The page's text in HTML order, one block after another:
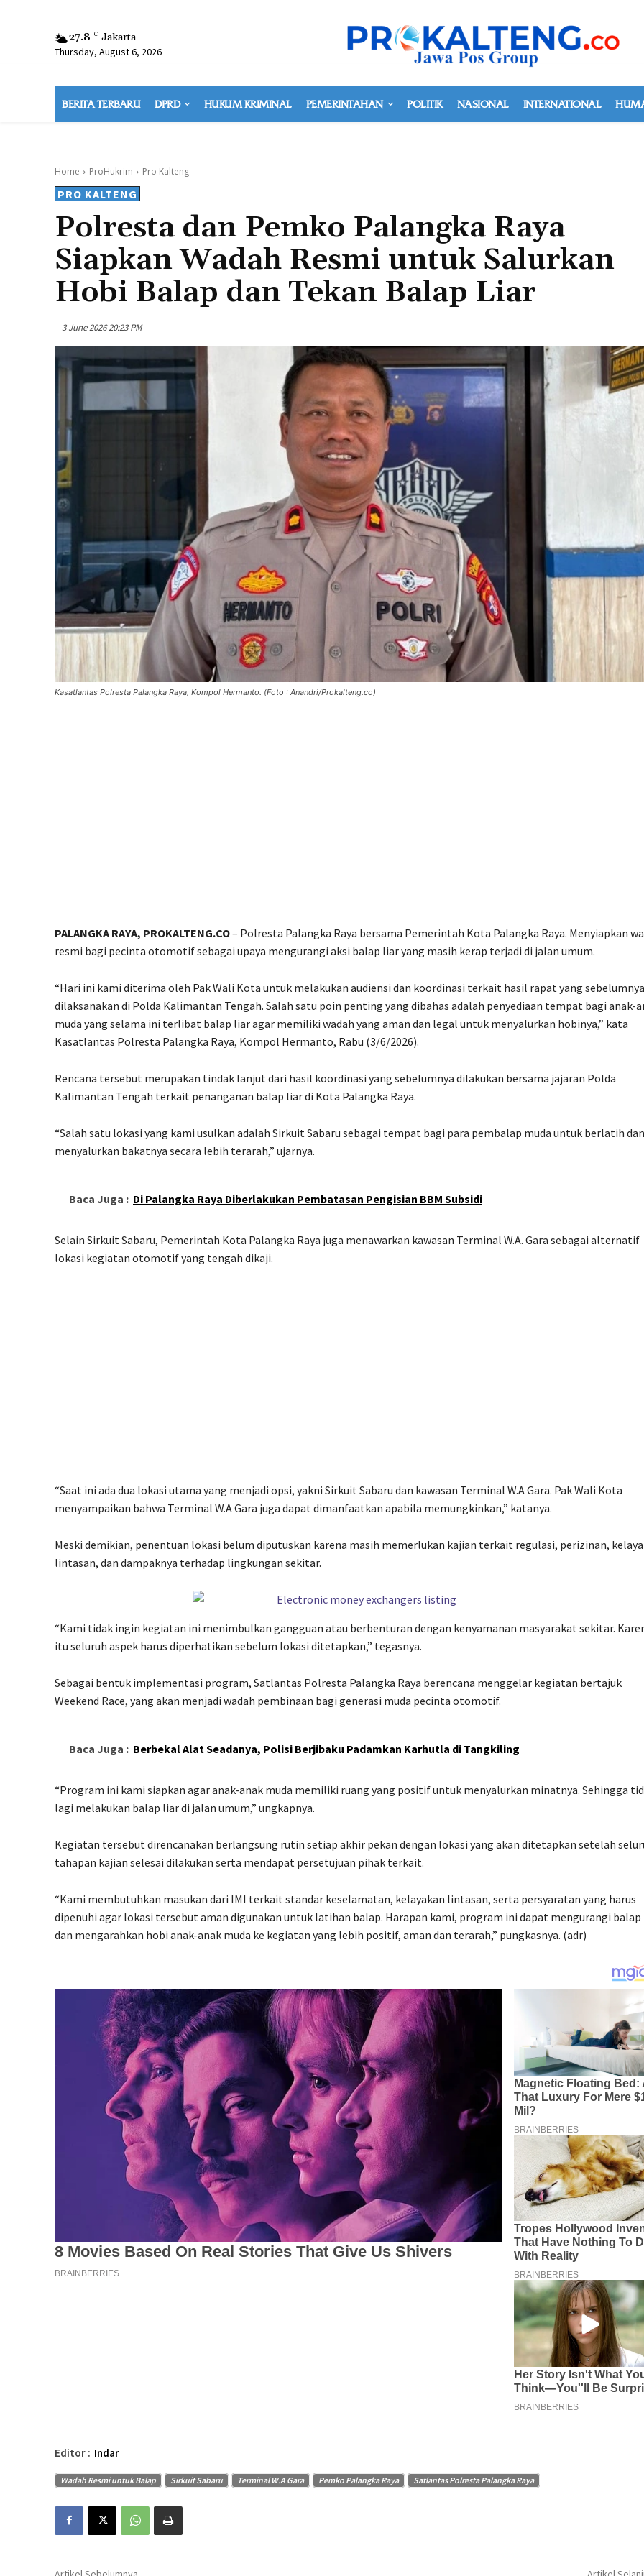
27.8 C Jakarta
Thursday, August 6, 2026
BERITA TERBARU DPRD HUKUM KRIMINAL PEMERINTAHAN POLITIK NASIONAL INTERNATIONAL
Home ProHukrim Pro Kalteng
PRO KALTENG
Polresta dan Pemko Palangka Raya
Siapkan Wadah Resmi untuk Salurkan
Hobi Balap dan Tekan Balap Liar
3 June 2026 20:23 PM
Kasatlantas Polresta Palangka Raya, Kompol Hermanto. (Foto : Anandri/Prokalteng.co)
PALANGKA RAYA, PROKALTENG.CO– Polresta Palangka Raya bersama Pemerintah Kota Palangka Raya. Menyiapkan
resmi bagi pecinta otomotif sebagai upaya mengurangi aksi balap liar yang masih kerap terjadi di jalan umum.
“Hari ini kami diterima oleh Pak Wali Kota untuk melakukan audiensi dan koordinasi terkait hasil rapat yang sebelumnya
dilaksanakan di Polda Kalimantan Tengah. Salah satu poin penting yang dibahas adalah penyediaan tempat bagi anak-
muda yang selama ini terlibat balap liar agar memiliki wadah yang aman dan legal untuk menyalurkan hobinya,” kata
Kasatlantas Polresta Palangka Raya, Kompol Hermanto, Rabu (3/6/2026).
Rencana tersebut merupakan tindak lanjut dari hasil koordinasi yang sebelumnya dilakukan bersama jajaran Polda
Kalimantan Tengah terkait penanganan balap liar di Kota Palangka Raya.
“Salah satu lokasi yang kami usulkan adalah Sirkuit Sabaru sebagai tempat bagi para pembalap muda untuk berlatih dan
menyalurkan bakatnya secara lebih terarah,” ujarnya.
Baca Juga : Di Palangka Raya Diberlakukan Pembatasan Pengisian BBM Subsidi
Selain Sirkuit Sabaru, Pemerintah Kota Palangka Raya juga menawarkan kawasan Terminal W.A. Gara sebagai alternatif
lokasi kegiatan otomotif yang tengah dikaji.
“Saat ini ada dua lokasi utama yang menjadi opsi, yakni Sirkuit Sabaru dan kawasan Terminal W.A Gara. Pak Wali Kota
menyampaikan bahwa Terminal W.A Gara juga dapat dimanfaatkan apabila memungkinkan,” katanya.
Meski demikian, penentuan lokasi belum diputuskan karena masih memerlukan kajian terkait regulasi, perizinan,
lintasan, dan dampaknya terhadap lingkungan sekitar.
“Kami tidak ingin kegiatan ini menimbulkan gangguan atau berbenturan dengan kenyamanan masyarakat sekitar.
itu seluruh aspek harus diperhatikan sebelum lokasi ditetapkan,” tegasnya.
Sebagai bentuk implementasi program, Satlantas Polresta Palangka Raya berencana menggelar kegiatan bertajuk
Weekend Race, yang akan menjadi wadah pembinaan bagi generasi muda pecinta otomotif.
Baca Juga : Berbekal Alat Seadanya, Polisi Berjibaku Padamkan Karhutla di Tangkiling
“Program ini kami siapkan agar anak-anak muda memiliki ruang yang positif untuk menyalurkan minatnya. Sehingga
lagi melakukan balap liar di jalan umum,” ungkapnya.
Kegiatan tersebut direncanakan berlangsung rutin setiap akhir pekan dengan lokasi yang akan ditetapkan setelah
tahapan kajian selesai dilakukan serta mendapat persetujuan pihak terkait.
“Kami membutuhkan masukan dari IMI terkait standar keselamatan, kelayakan lintasan, serta persyaratan yang harus
dipenuhi agar lokasi tersebut aman digunakan untuk latihan balap. Harapan kami, program ini dapat mengurangi
dan mengarahkan hobi anak-anak muda ke kegiatan yang lebih positif, aman dan terarah,” pungkasnya. (adr)
Editor : Indar
Wadah Resmi untuk Balap Sirkuit Sabaru Terminal W.A Gara Pemko Palangka Raya Satlantas Polresta Palangka Raya